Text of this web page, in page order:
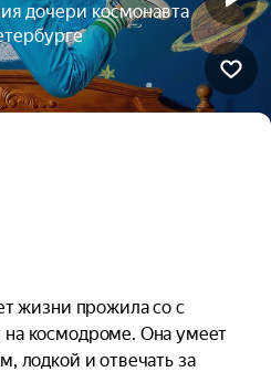
дочери космонавта
жизни прожила со с
космодроме. Она умеет
лодкой и отвечать за